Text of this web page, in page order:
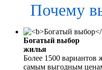
Почему
Богатый выбор
жилья
Более 1500 вариантов
самым выгодным